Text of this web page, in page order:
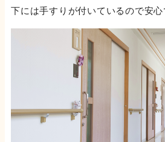
下には手すりが付いているので安心